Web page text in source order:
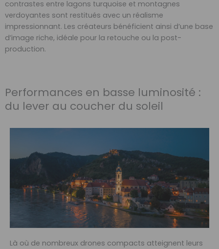
contrastes entre lagons turquoise et montagnes
verdoyantes sont restitués avec un réalisme
impressionnant. Les créateurs bénéficient ainsi d’une base
d’image riche, idéale pour la retouche ou la post-
production.
Performances en basse luminosité :
du lever au coucher du soleil
Là où de nombreux drones compacts atteignent leurs